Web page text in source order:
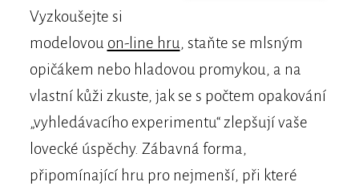
Vyzkoušejte si
modelovou on-line hru, staňte se mlsným
opičákem nebo hladovou promykou, a na
vlastní kůži zkuste, jak se s počtem opakování
„vyhledávacího experimentu“ zlepšují vaše
lovecké úspěchy. Zábavná forma,
připomínající hru pro nejmenší, při které